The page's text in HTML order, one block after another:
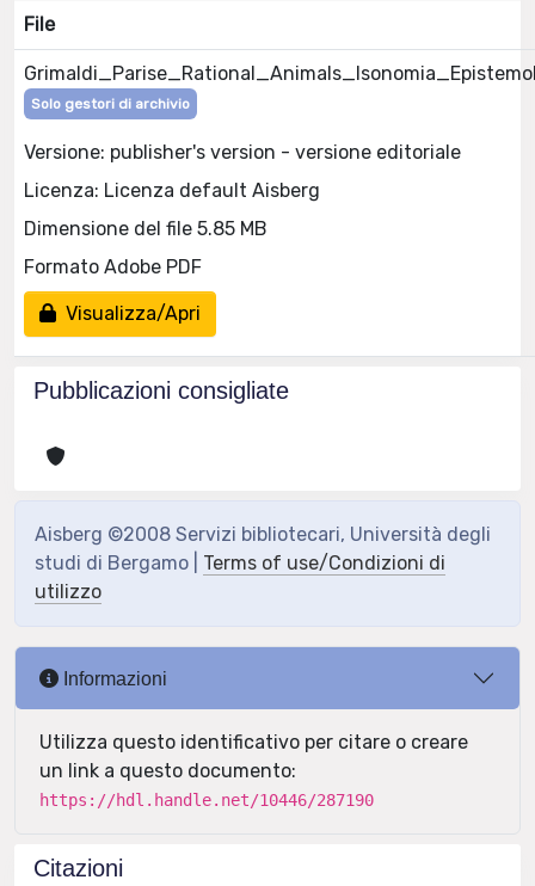
File
Solo gestori di archivio
Versione: publisher's version - versione editoriale
Licenza: Licenza default Aisberg
Dimensione del file 5.85 MB
Formato Adobe PDF
Visualizza/Apri
Pubblicazioni consigliate
Aisberg ©2008 Servizi bibliotecari, Università degli
studi di Bergamo | Terms of use/Condizioni di
utilizzo
Informazioni
Utilizza questo identificativo per citare o creare
un link a questo documento:
https://hdl.handle.net/10446/287190
Citazioni